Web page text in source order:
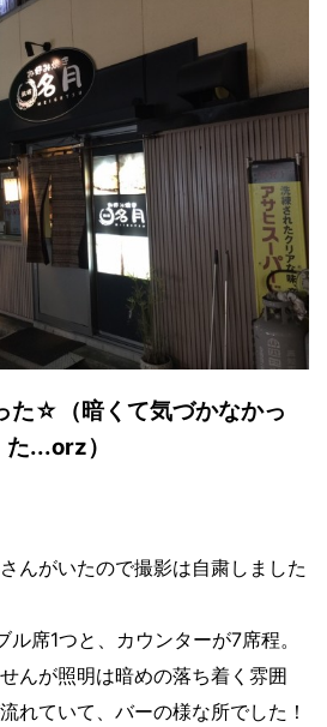
た☆（暗くて気づかなかっ
た...orz）
んがいたので撮影は自粛しました
席1つと、カウンターが7席程。
んが照明は暗めの落ち着く雰囲
れていて、バーの様な所でした！